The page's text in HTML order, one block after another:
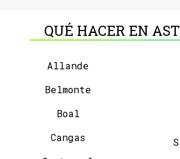
QUÉ HACER EN
Allande
Belmonte
Boal
Cangas